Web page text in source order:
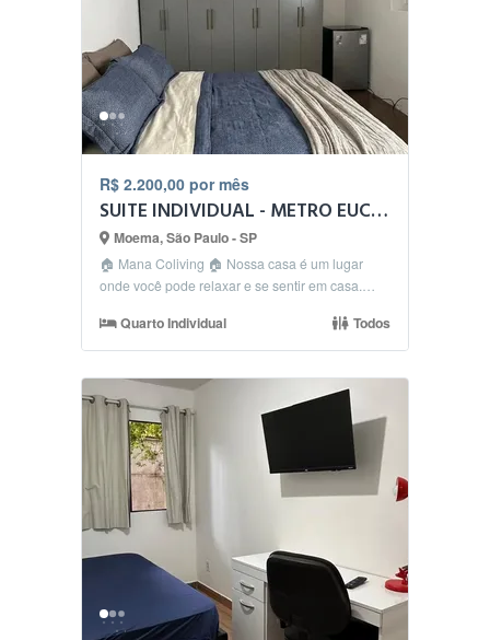
R$ 2.200,00 por mês
SUITE INDIVIDUAL - METRO EUCALIPTOS - MOEMA
Moema, São Paulo - SP
🏠 Mana Coliving 🏠 Nossa casa é um lugar
onde você pode relaxar e se sentir em casa.
Quarto Individual Todos